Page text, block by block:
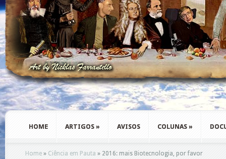
HOME ARTIGOS » AVISOS COLUNAS »
Home » Ciência em Pauta » 2016: mais Biotecnologia, por favor